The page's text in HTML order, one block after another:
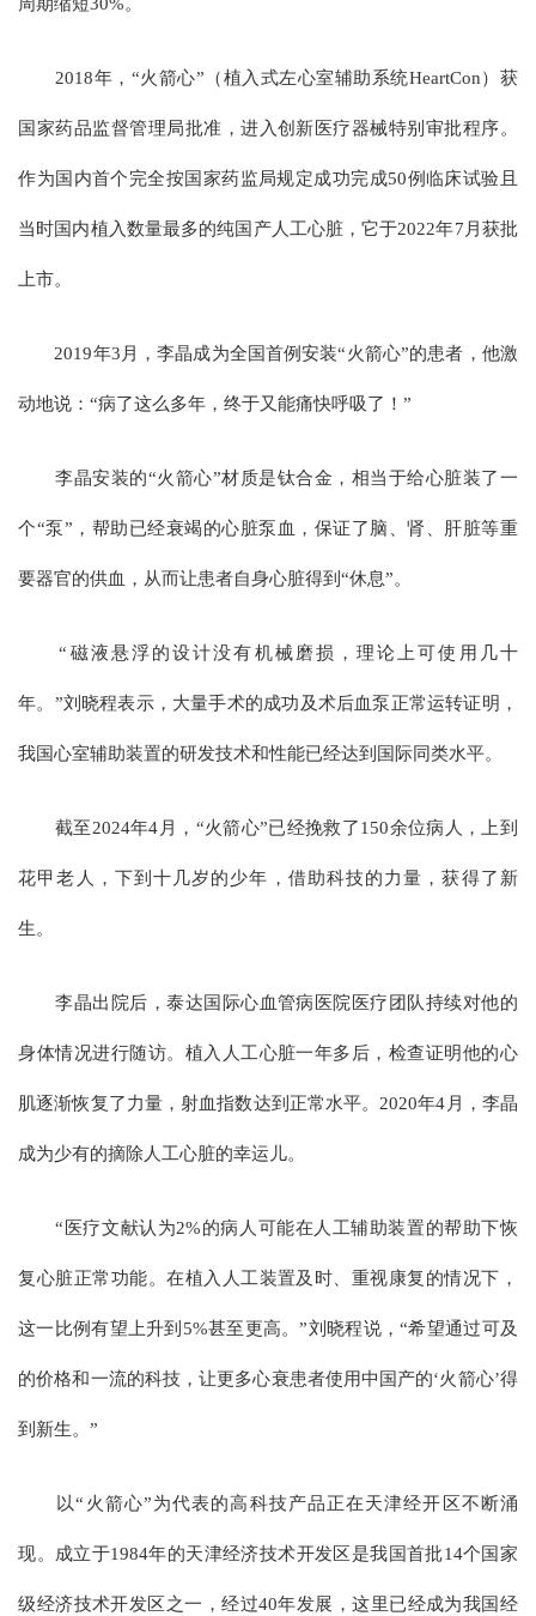
2018年，“火箭心”（植入式左心室辅助系统HeartCon）获
国家药品监督管理局批准，进入创新医疗器械特别审批程序。
作为国内首个完全按国家药监局规定成功完成50例临床试验且
当时国内植入数量最多的纯国产人工心脏，它于2022年7月获批
上市。
2019年3月，李晶成为全国首例安装“火箭心”的患者，他激
动地说：“病了这么多年，终于又能痛快呼吸了！”
李晶安装的“火箭心”材质是钛合金，相当于给心脏装了一
个“泵”，帮助已经衰竭的心脏泵血，保证了脑、肾、肝脏等重
要器官的供血，从而让患者自身心脏得到“休息”。
“磁液悬浮的设计没有机械磨损，理论上可使用几十
年。”刘晓程表示，大量手术的成功及术后血泵正常运转证明，
我国心室辅助装置的研发技术和性能已经达到国际同类水平。
截至2024年4月，“火箭心”已经挽救了150余位病人，上到
花甲老人，下到十几岁的少年，借助科技的力量，获得了新
生。
李晶出院后，泰达国际心血管病医院医疗团队持续对他的
身体情况进行随访。植入人工心脏一年多后，检查证明他的心
肌逐渐恢复了力量，射血指数达到正常水平。2020年4月，李晶
成为少有的摘除人工心脏的幸运儿。
“医疗文献认为2%的病人可能在人工辅助装置的帮助下恢
复心脏正常功能。在植入人工装置及时、重视康复的情况下，
这一比例有望上升到5%甚至更高。”刘晓程说，“希望通过可及
的价格和一流的科技，让更多心衰患者使用中国产的‘火箭心’得
到新生。”
以“火箭心”为代表的高科技产品正在天津经开区不断涌
现。成立于1984年的天津经济技术开发区是我国首批14个国家
级经济技术开发区之一，经过40年发展，这里已经成为我国经